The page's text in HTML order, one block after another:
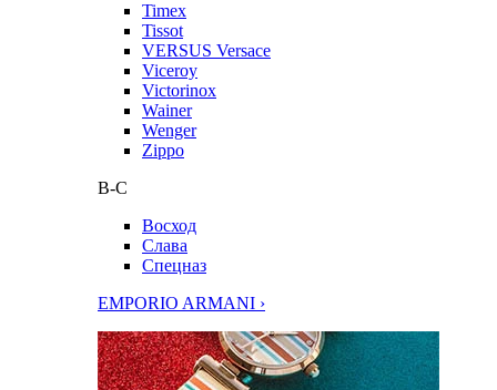
Timex
Tissot
VERSUS Versace
Viceroy
Victorinox
Wainer
Wenger
Zippo
В-С
Восход
Слава
Спецназ
EMPORIO ARMANI ›